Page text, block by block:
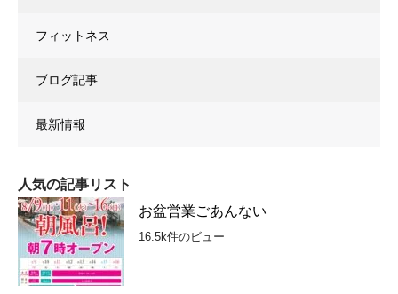
フィットネス
ブログ記事
最新情報
人気の記事リスト
お盆営業ごあんない
16.5k件のビュー